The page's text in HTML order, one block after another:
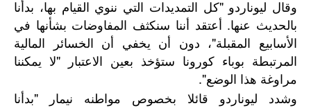
وقال ليوناردو "كل التمديدات التي ننوي القيام بها، بدأنا
بالحديث عنها. أعتقد أننا سنكثف المفاوضات بشأنها في
الأسابيع المقبلة"، دون أن يخفي أن الخسائر المالية
المرتبطة بوباء كورونا ستؤخذ بعين الاعتبار "لا يمكننا
مراوغة هذا الوضع".
وشدد ليوناردو قائلا بخصوص مواطنه نيمار "بدأنا